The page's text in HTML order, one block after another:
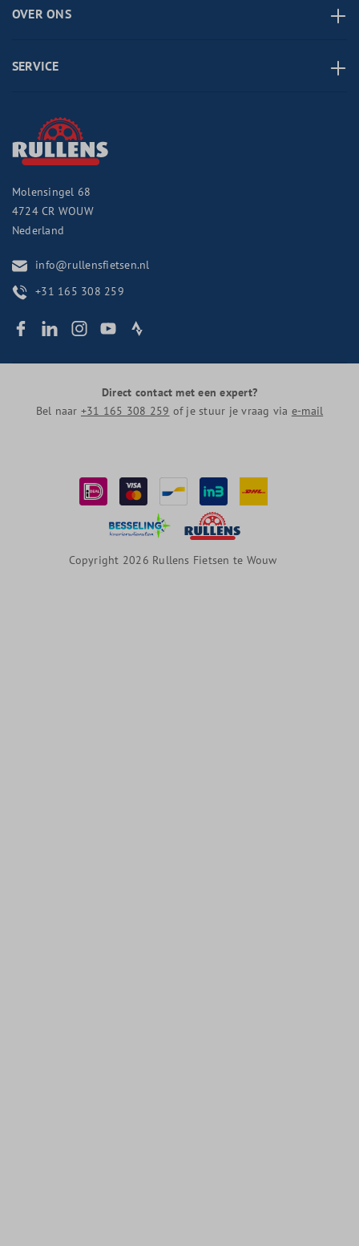
OVER ONS
SERVICE
Molensingel 68
4724 CR WOUW
Nederland
info@rullensfietsen.nl
+31 165 308 259
Direct contact met een expert?
Bel naar +31 165 308 259 of je stuur je vraag via e-mail
Copyright 2026 Rullens Fietsen te Wouw